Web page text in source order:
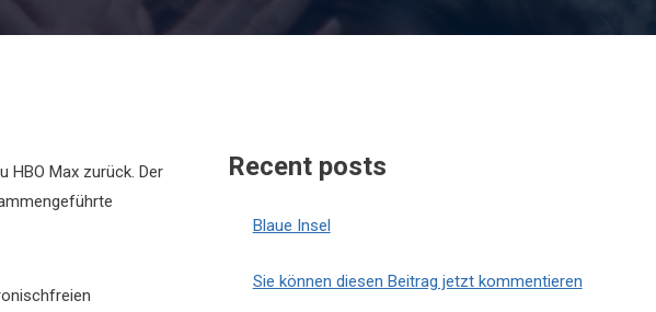
HBO Max zurück. Der
Recent posts
Blaue Insel
Sie können diesen Beitrag jetzt kommentieren